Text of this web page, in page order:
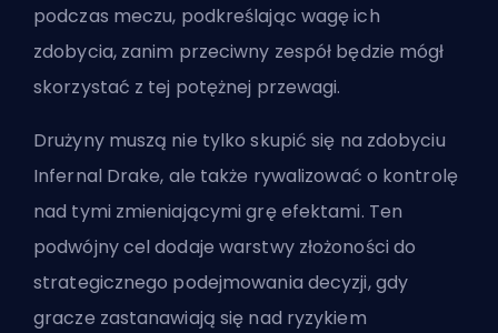
podczas meczu, podkreślając wagę ich
zdobycia, zanim przeciwny zespół będzie mógł
skorzystać z tej potężnej przewagi.
Drużyny muszą nie tylko skupić się na zdobyciu
Infernal Drake, ale także rywalizować o kontrolę
nad tymi zmieniającymi grę efektami. Ten
podwójny cel dodaje warstwy złożoności do
strategicznego podejmowania decyzji, gdy
gracze zastanawiają się nad ryzykiem